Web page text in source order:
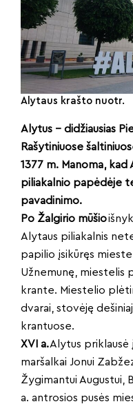
Alytaus krašto nuotr.
Alytus – didžiausias
Rašytiniuose
1377 m. Manoma, kad
piliakalnio papėdėje
pavadinimo.
Po Žalgirio mūšio
Alytaus piliakalnis
papilio įsikūręs
Užnemunę, miestelis
krante. Miestelio
dvarai, stovėję
krantuose.
XVI a.Alytus priklausė
maršalkai Jonui
Žygimantui Augustui,
a. antrosios pusės